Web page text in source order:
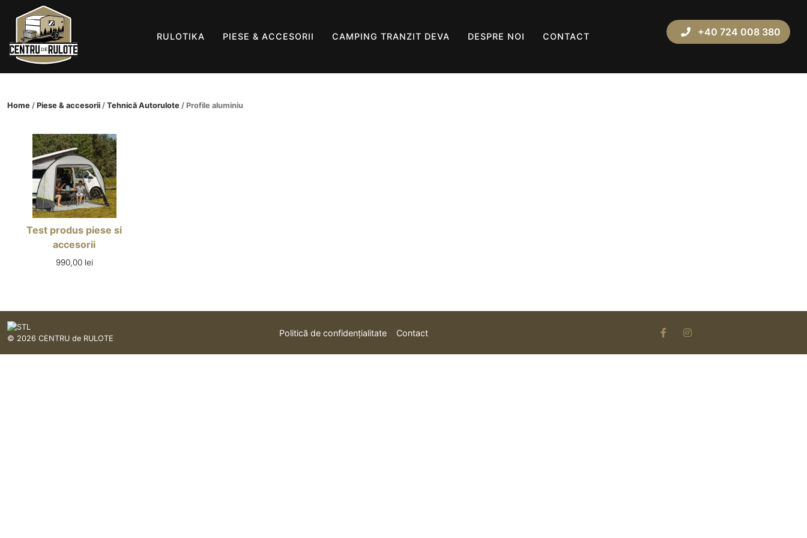
to
RULOTIKA PIESE & ACCESORII CAMPING TRANZIT DEVA DESPRE NOI CONTACT +40 724 008 380
Home / Piese & accesorii / Tehnică Autorulote / Profile aluminiu
Test produs piese si
accesorii
990,00 lei
© 2026 CENTRU de RULOTE
Politică de confidențialitate Contact